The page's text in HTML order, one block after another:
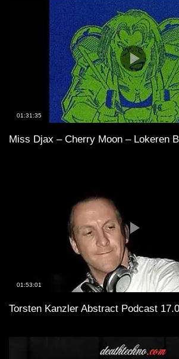
01:31:35
Miss Djax – Cherry Moon – Lokeren
01:53:01
Torsten Kanzler Abstract Podcast